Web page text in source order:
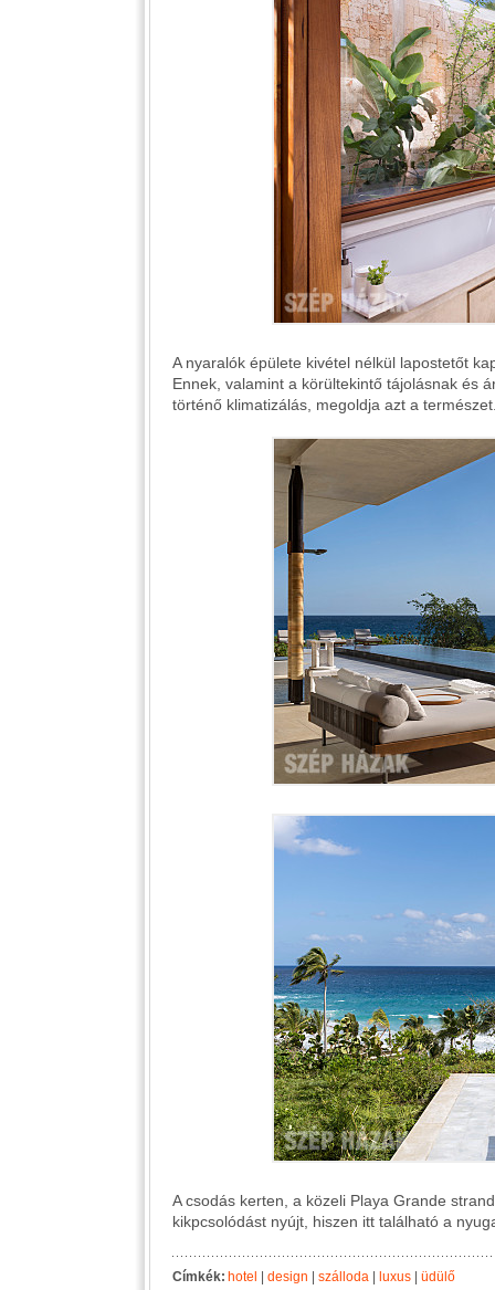
A nyaralók épülete kivétel nélkül lapostetőt
Ennek, valamint a körültekintő tájolásnak és
történő klimatizálás, megoldja azt a
A csodás kerten, a közeli Playa Grande
kikpcsolódást nyújt, hiszen itt található a
Címkék: hotel design szálloda luxus üdülő